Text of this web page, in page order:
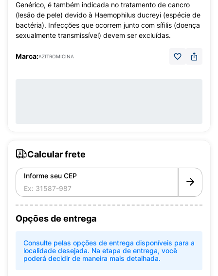
Genérico, é também indicada no tratamento de cancro
(lesão de pele) devido à Haemophilus ducreyi (espécie de
bactéria). Infecções que ocorrem junto com sífilis (doença
sexualmente transmissível) devem ser excluídas.
Marca:AZITROMICINA
Calcular frete
Informe seu CEP
Opções de entrega
Consulte pelas opções de entrega disponíveis para a
localidade desejada. Na etapa de entrega, você
poderá decidir de maneira mais detalhada.